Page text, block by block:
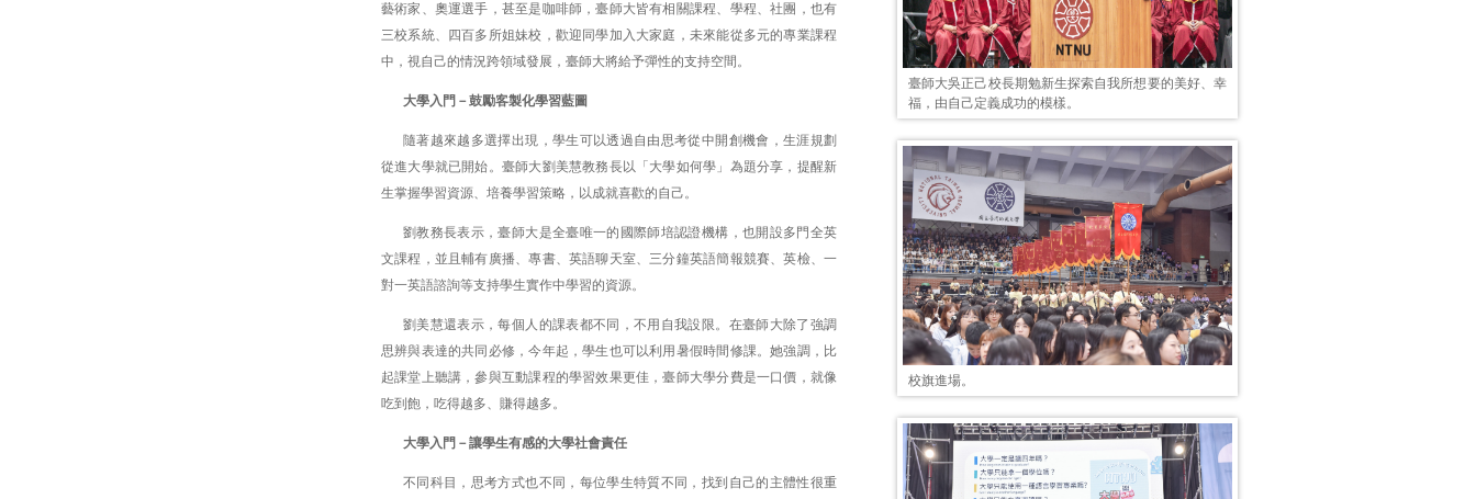
臺師大吳正己校長期勉新生探索自我所想要的美好、幸
福，由自己定義成功的模樣。
校旗進場。
藝術家、奧運選手，甚至是咖啡師，臺師大皆有相關課程、學程、社團，也有
三校系統、四百多所姐妹校，歡迎同學加入大家庭，未來能從多元的專業課程
中，視自己的情況跨領域發展，臺師大將給予彈性的支持空間。
大學入門－鼓勵客製化學習藍圖
隨著越來越多選擇出現，學生可以透過自由思考從中開創機會，生涯規劃
從進大學就已開始。臺師大劉美慧教務長以「大學如何學」為題分享，提醒新
生掌握學習資源、培養學習策略，以成就喜歡的自己。
劉教務長表示，臺師大是全臺唯一的國際師培認證機構，也開設多門全英
文課程，並且輔有廣播、專書、英語聊天室、三分鐘英語簡報競賽、英檢、一
對一英語諮詢等支持學生實作中學習的資源。
劉美慧還表示，每個人的課表都不同，不用自我設限。在臺師大除了強調
思辨與表達的共同必修，今年起，學生也可以利用暑假時間修課。她強調，比
起課堂上聽講，參與互動課程的學習效果更佳，臺師大學分費是一口價，就像
吃到飽，吃得越多、賺得越多。
大學入門－讓學生有感的大學社會責任
不同科目，思考方式也不同，每位學生特質不同，找到自己的主體性很重